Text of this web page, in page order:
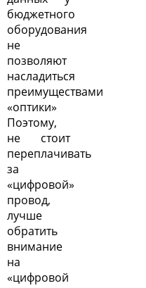
бюджетного
оборудования
не
позволяют
насладиться
преимуществами
«оптики»
Поэтому,
не стоит
переплачивать
за
«цифровой»
провод,
лучше
обратить
внимание
на
«цифровой